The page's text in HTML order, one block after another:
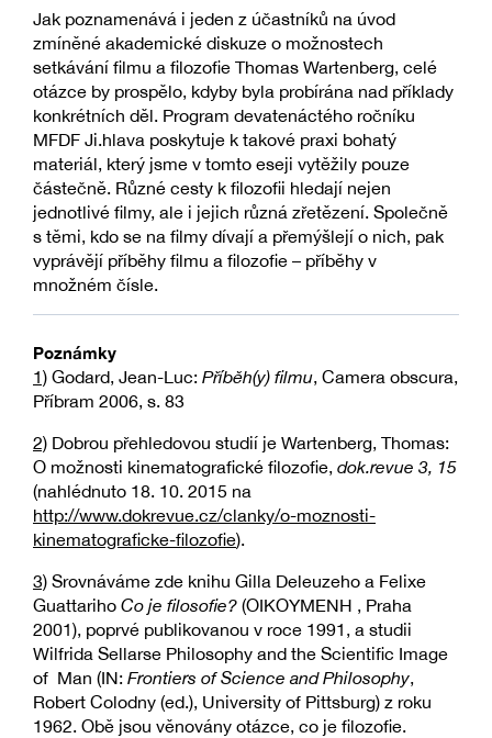
Jak poznamenává i jeden z účastníků na úvod
zmíněné akademické diskuze o možnostech
setkávání filmu a filozofie Thomas Wartenberg, celé
otázce by prospělo, kdyby byla probírána nad příklady
konkrétních děl. Program devatenáctého ročníku
MFDF Ji.hlava poskytuje k takové praxi bohatý
materiál, který jsme v tomto eseji vytěžily pouze
částečně. Různé cesty k filozofii hledají nejen
jednotlivé filmy, ale i jejich různá zřetězení. Společně
s těmi, kdo se na filmy dívají a přemýšlejí o nich, pak
vyprávějí příběhy filmu a filozofie – příběhy v
množném čísle.
Poznámky
1) Godard, Jean-Luc: Příběh(y) filmu, Camera obscura,
Příbram 2006, s. 83
2) Dobrou přehledovou studií je Wartenberg, Thomas:
O možnosti kinematografické filozofie, dok.revue 3, 15
(nahlédnuto 18. 10. 2015 na
http://www.dokrevue.cz/clanky/o-moznosti-
kinematograficke-filozofie).
3) Srovnáváme zde knihu Gilla Deleuzeho a Felixe
Guattariho Co je filosofie? (OIKOYMENH , Praha
2001), poprvé publikovanou v roce 1991, a studii
Wilfrida Sellarse Philosophy and the Scientific Image
of Man (IN: Frontiers of Science and Philosophy,
Robert Colodny (ed.), University of Pittsburg) z roku
1962. Obě jsou věnovány otázce, co je filozofie.